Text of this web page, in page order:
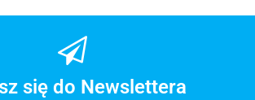
się do Newslettera